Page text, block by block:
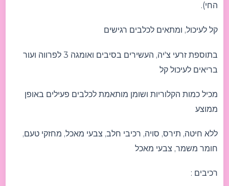
החי).
קל לעיכול, ומתאים לכלבים רגישים
בתוספת זרעי צ'יה, העשירים בסיבים ואומגה 3 לפרווה ועור
בריאים לעיכול קל
מכיל כמות הקלוריות ושומן מותאמת לכלבים פעילים באופן
ממוצע
ללא חיטה, תירס, סויה, רכיבי חלב, צבעי מאכל, מחזקי טעם,
חומר משמר, צבעי מאכל
רכיבים :